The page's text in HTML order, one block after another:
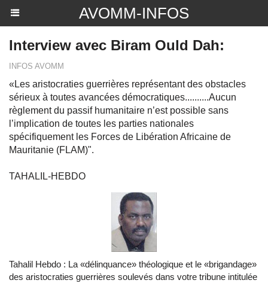
AVOMM-INFOS
Interview avec Biram Ould Dah:
INFOS AVOMM
«Les aristocraties guerrières représentant des obstacles
sérieux à toutes avancées démocratiques..........Aucun
règlement du passif humanitaire n’est possible sans
l’implication de toutes les parties nationales
spécifiquement les Forces de Libération Africaine de
Mauritanie (FLAM)".
TAHALIL-HEBDO
Tahalil Hebdo : La «délinquance» théologique et le «brigandage»
des aristocraties guerrières soulevés dans votre tribune intitulée